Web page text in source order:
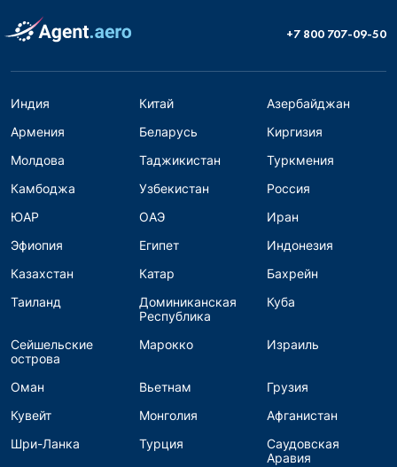
+7 800 707-09-50
Индия Китай
Азербайджан
Армения
Беларусь
Киргизия
Молдова
Таджикистан
Туркмения
Камбоджа
Узбекистан
Россия
ЮАР
ОАЭ
Иран
Эфиопия
Египет
Индонезия
Казахстан
Катар
Бахрейн
Таиланд
Доминиканская
Республика
Куба
Сейшельские
острова
Марокко Израиль
Оман Вьетнам
Грузия
Кувейт
Монголия
Афганистан
Шри-Ланка
Турция
Саудовская
Аравия